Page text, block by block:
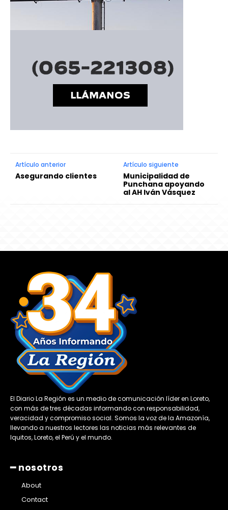
Artículo anterior
Asegurando clientes
Artículo siguiente
Municipalidad de
Punchana apoyando
al AH Iván Vásquez
El Diario La Región es un medio de comunicación líder en Loreto,
con más de tres décadas informando con responsabilidad,
veracidad y compromiso social. Somos la voz de la Amazonía,
llevando a nuestros lectores las noticias más relevantes de
Iquitos, Loreto, el Perú y el mundo.
━ nosotros
About
Contact